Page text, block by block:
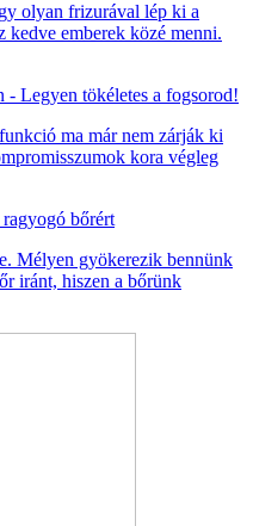
olyan frizurával lép ki a
kedve emberek közé menni.
- Legyen tökéletes a fogsorod!
ma már nem zárják ki
kora végleg
ragyogó bőrért
Mélyen gyökerezik bennünk
iránt, hiszen a bőrünk